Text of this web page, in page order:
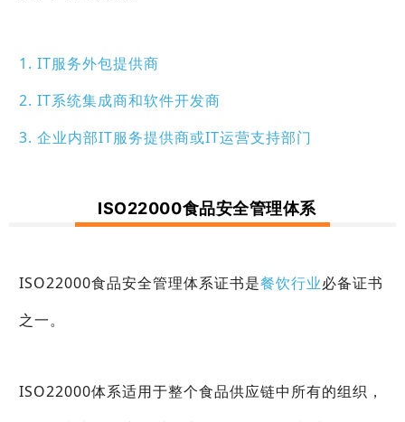
1. IT服务外包提供商
2. IT系统集成商和软件开发商
3. 企业内部IT服务提供商或IT运营支持部门
ISO22000食品安全管理体系
ISO22000食品安全管理体系证书是餐饮行业必备证书
之一。
ISO22000体系适用于整个食品供应链中所有的组织，